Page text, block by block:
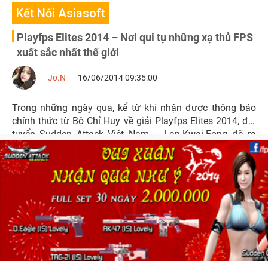
Kết Nối Asiasoft
Playfps Elites 2014 – Nơi qui tụ những xạ thủ FPS
xuất sắc nhất thế giới
Jo.N 16/06/2014 09:35:00
Trong những ngày qua, kể từ khi nhận được thông báo
chính thức từ Bộ Chỉ Huy về giải Playfps Elites 2014, đội
tuyển Sudden Attack Việt Nam – Lan.Kwai.Fong đã ra
sức tập luyện ngày đêm với quyết tâm chinh phục giải
đấu lần này.